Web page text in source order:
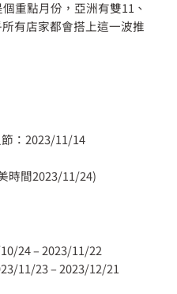
重點月份，亞洲有雙11、
有店家都會搭上這一波推
：2023/11/14
時間2023/11/24)
24 – 2023/11/22
11/23 – 2023/12/21